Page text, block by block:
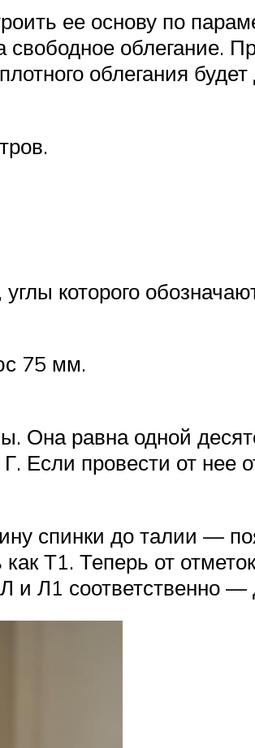
ее основу по
облегание.
облегания будет
которого
75 мм.
Она равна одной
Если провести от нее
спинки до талии —
Т1. Теперь от
и Л1 соответственно —